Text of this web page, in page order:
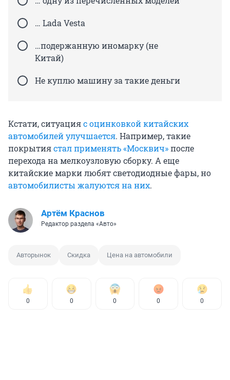
… Lada Vesta
…подержанную иномарку (не
Китай)
Не куплю машину за такие деньги
Кстати, ситуацияс оцинковкой китайских
автомобилей улучшается. Например, такие
покрытиястал применять «Москвич»после
перехода на мелкоузловую сборку. А еще
китайские марки любят светодиодные фары, но
автомобилисты жалуются на них.
Артём Краснов
Редактор раздела «Авто»
Авторынок Скидка Цена на автомобили
0 0 0 0 0